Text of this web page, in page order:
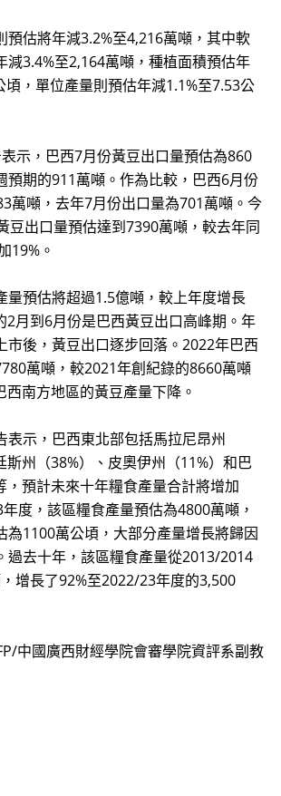
估將年減3.2%至4,216萬噸，其中軟
減3.4%至2,164萬噸，種植面積預估年
頃，單位產量則預估年減1.1%至7.53公
示，巴西7月份黃豆出口量預估為860
預期的911萬噸。作為比較，巴西6月份
萬噸，去年7月份出口量為701萬噸。今
豆出口量預估達到7390萬噸，較去年同
19%。
預估將超過1.5億噸，較上年度增長
2月到6月份是巴西黃豆出口高峰期。年
市後，黃豆出口逐步回落。2022年巴西
萬噸，較2021年創紀錄的8660萬噸
西南方地區的黃豆產量下降。
示，巴西東北部包括馬拉尼昂州
斯州（38%）、皮奧伊州（11%）和巴
，預計未來十年糧食產量合計將增加
度，該區糧食產量預估為4800萬噸，
為1100萬公頃，大部分產量增長將歸因
過去十年，該區糧食產量從2013/2014
增長了92%至2022/23年度的3,500
中國廣西財經學院會審學院資評系副教